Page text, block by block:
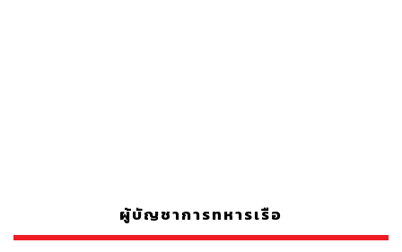
ผู้บัญชาการทหารเรือ